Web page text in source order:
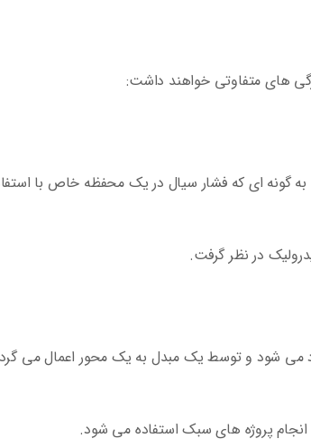
های متفاوتی خواهند داشت:
گونه ای که فشار سیال در یک محفظه خاص با
در نظر گرفت.
می شود و توسط یک مبدل به یک محور اعمال می
پروژه های سبک استفاده می شود.